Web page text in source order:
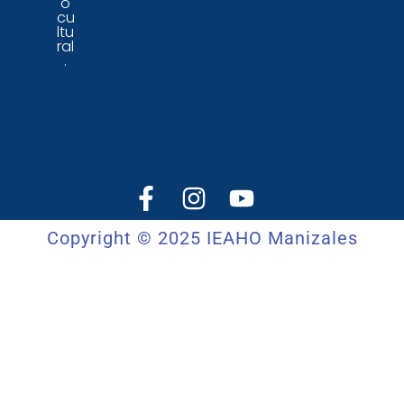
cu
ltu
ral
.
Copyright © 2025 IEAHO Manizales